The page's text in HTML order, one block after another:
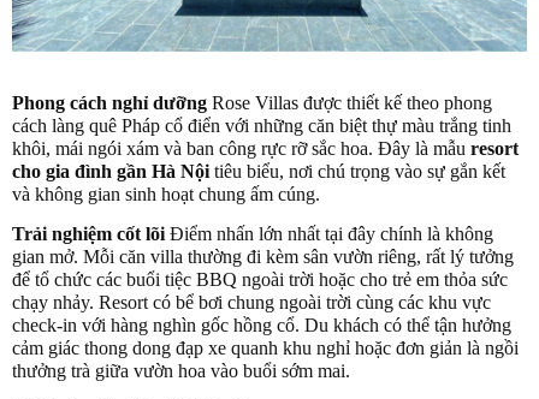
Phong cách nghỉ dưỡng Rose Villas được thiết kế theo phong
cách làng quê Pháp cổ điển với những căn biệt thự màu trắng tinh
khôi, mái ngói xám và ban công rực rỡ sắc hoa. Đây là mẫu resort
cho gia đình gần Hà Nội tiêu biểu, nơi chú trọng vào sự gắn kết
và không gian sinh hoạt chung ấm cúng.
Trải nghiệm cốt lõi Điểm nhấn lớn nhất tại đây chính là không
gian mở. Mỗi căn villa thường đi kèm sân vườn riêng, rất lý tưởng
để tổ chức các buổi tiệc BBQ ngoài trời hoặc cho trẻ em thỏa sức
chạy nhảy. Resort có bể bơi chung ngoài trời cùng các khu vực
check-in với hàng nghìn gốc hồng cổ. Du khách có thể tận hưởng
cảm giác thong dong đạp xe quanh khu nghỉ hoặc đơn giản là ngồi
thưởng trà giữa vườn hoa vào buổi sớm mai.